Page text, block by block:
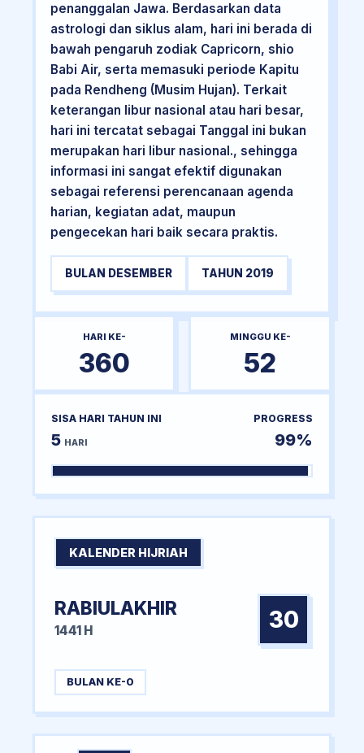
penanggalan Jawa. Berdasarkan data
astrologi dan siklus alam, hari ini berada di
bawah pengaruh zodiak Capricorn, shio
Babi Air, serta memasuki periode Kapitu
pada Rendheng (Musim Hujan). Terkait
keterangan libur nasional atau hari besar,
hari ini tercatat sebagai Tanggal ini bukan
merupakan hari libur nasional., sehingga
informasi ini sangat efektif digunakan
sebagai referensi perencanaan agenda
harian, kegiatan adat, maupun
pengecekan hari baik secara praktis.
BULAN DESEMBER TAHUN 2019
HARI KE-
360
MINGGU KE-
52
SISA HARI TAHUN INI
5 HARI
PROGRESS
99%
KALENDER HIJRIAH
RABIULAKHIR
1441 H 30
BULAN KE-0